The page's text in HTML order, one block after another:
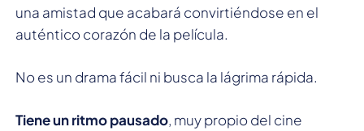
una amistad que acabará convirtiéndose en el
auténtico corazón de la película.
No es un drama fácil ni busca la lágrima rápida.
Tiene un ritmo pausado, muy propio del cine